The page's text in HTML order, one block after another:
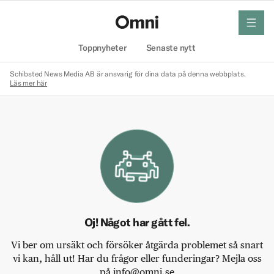
Toppnyheter Senaste nytt
meny
Schibsted News Media AB är ansvarig för dina data på denna webbplats.
Läs mer här
Oj! Något har gått fel.
Vi ber om ursäkt och försöker åtgärda problemet så snart
vi kan, håll ut! Har du frågor eller funderingar? Mejla oss